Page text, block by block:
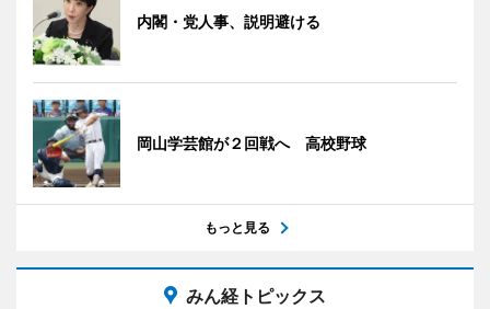
内閣・党人事、説明避ける
岡山学芸館が２回戦へ 高校野球
もっと見る
みん経トピックス